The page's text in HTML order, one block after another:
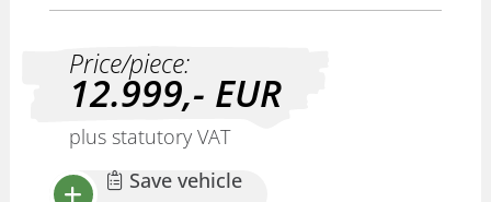
Price/piece:
12.999,- EUR
plus statutory VAT
Save vehicle